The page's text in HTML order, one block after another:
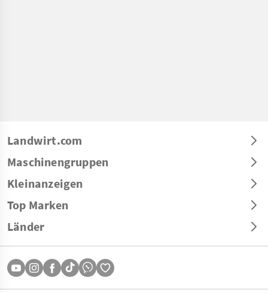
Landwirt.com
Maschinengruppen
Kleinanzeigen
Top Marken
Länder